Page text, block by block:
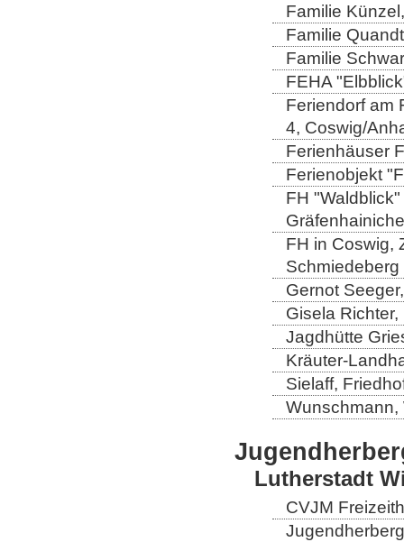
Familie
Familie
Familie
FEHA
Feriendorf am
4, Coswig/
Ferienhäuser
Ferienobjekt
FH
FH in Coswig,
Schmiedeberg
Gernot
Gisela
Jagdhütte
Kräuter-
Sielaff,
Wunschmann,
Lutherstadt
CVJM